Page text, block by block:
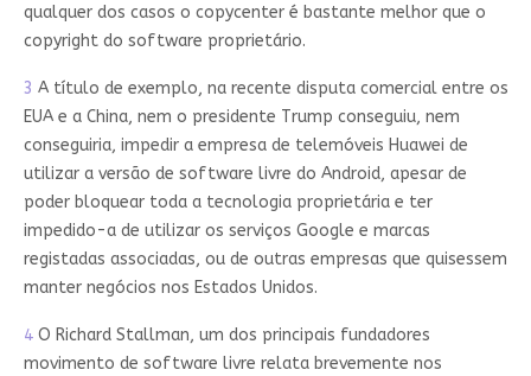
qualquer dos casos o copycenter é bastante melhor que o
copyright do software proprietário.
3 A título de exemplo, na recente disputa comercial entre os
EUA e a China, nem o presidente Trump conseguiu, nem
conseguiria, impedir a empresa de telemóveis Huawei de
utilizar a versão de software livre do Android, apesar de
poder bloquear toda a tecnologia proprietária e ter
impedido-a de utilizar os serviços Google e marcas
registadas associadas, ou de outras empresas que quisessem
manter negócios nos Estados Unidos.
4O Richard Stallman, um dos principais fundadores
movimento de software livre relata brevemente nos